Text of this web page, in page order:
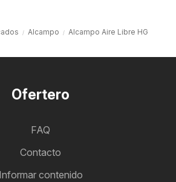
Alcampo Alcampo Aire Libre HG
Ofertero
FAQ
Contacto
Informar contenido